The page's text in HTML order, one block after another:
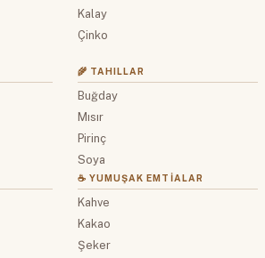
Kalay
Çinko
🌾 TAHILLAR
Buğday
Mısır
Pirinç
Soya
☕ YUMUŞAK EMTIALAR
Kahve
Kakao
Şeker